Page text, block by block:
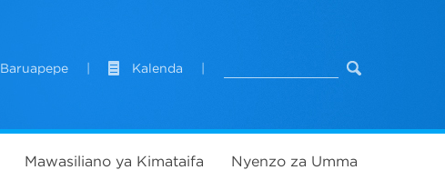
Baruapepe Kalenda
Mawasiliano ya Kimataifa Nyenzo za Umma